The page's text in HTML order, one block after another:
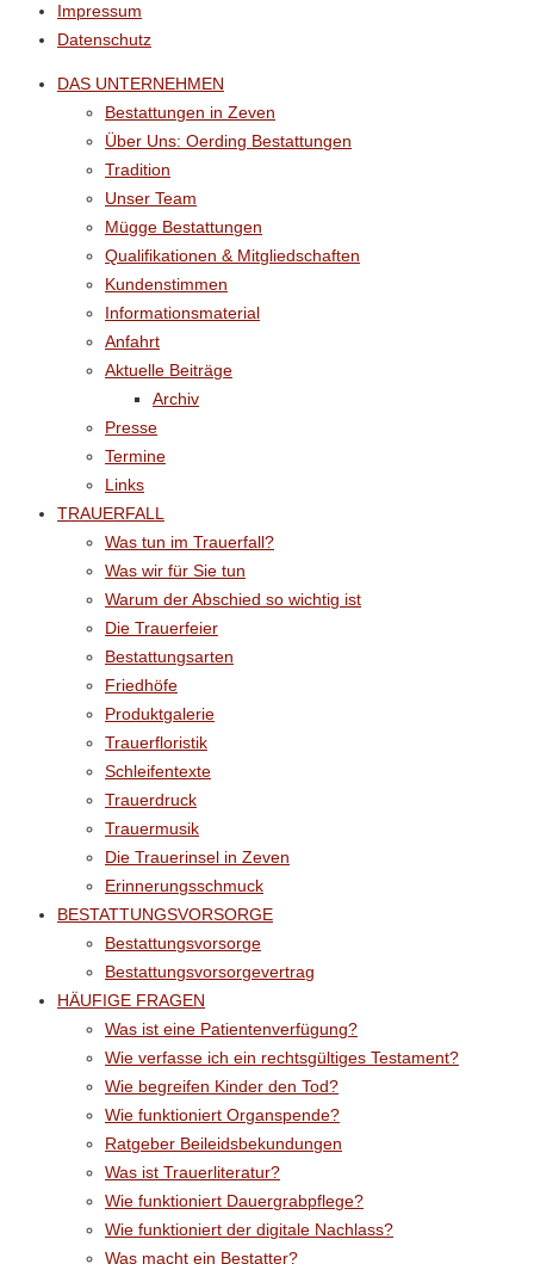
Impressum
Datenschutz
DAS UNTERNEHMEN
Bestattungen in Zeven
Über Uns: Oerding Bestattungen
Tradition
Unser Team
Mügge Bestattungen
Qualifikationen & Mitgliedschaften
Kundenstimmen
Informationsmaterial
Anfahrt
Aktuelle Beiträge
Archiv
Presse
Termine
Links
TRAUERFALL
Was tun im Trauerfall?
Was wir für Sie tun
Warum der Abschied so wichtig ist
Die Trauerfeier
Bestattungsarten
Friedhöfe
Produktgalerie
Trauerfloristik
Schleifentexte
Trauerdruck
Trauermusik
Die Trauerinsel in Zeven
Erinnerungsschmuck
BESTATTUNGSVORSORGE
Bestattungsvorsorge
Bestattungsvorsorgevertrag
HÄUFIGE FRAGEN
Was ist eine Patientenverfügung?
Wie verfasse ich ein rechtsgültiges Testament?
Wie begreifen Kinder den Tod?
Wie funktioniert Organspende?
Ratgeber Beileidsbekundungen
Was ist Trauerliteratur?
Wie funktioniert Dauergrabpflege?
Wie funktioniert der digitale Nachlass?
Was macht ein Bestatter?